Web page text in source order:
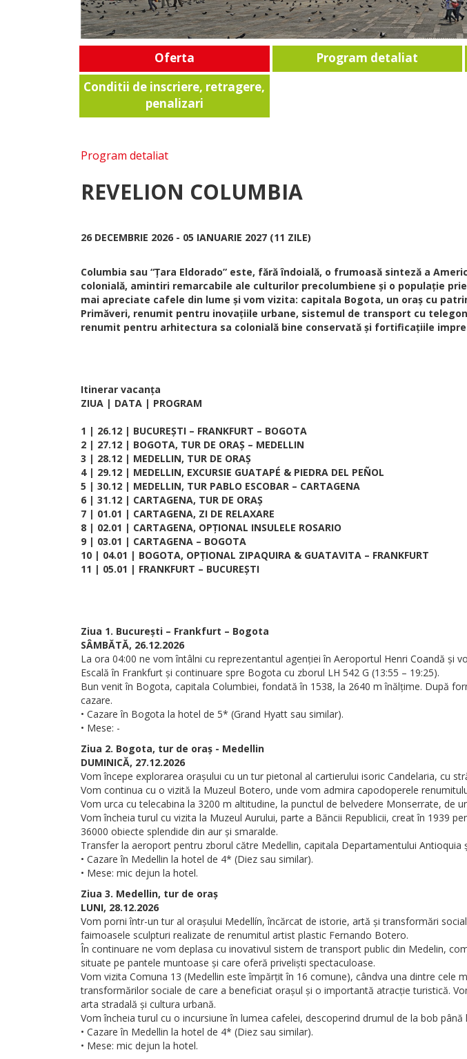
Oferta Program detaliat
Conditii de inscriere, retragere,
penalizari
Program detaliat
REVELION COLUMBIA
26 DECEMBRIE 2026 - 05 IANUARIE 2027 (11 ZILE)
Columbia sau “Țara Eldorado” este, fără îndoială, o frumoasă sinteză a
colonială, amintiri remarcabile ale culturilor precolumbiene și o populație
mai apreciate cafele din lume și vom vizita: capitala Bogota, un oraș cu
Primăveri, renumit pentru inovațiile urbane, sistemul de transport cu
renumit pentru arhitectura sa colonială bine conservată și fortificațiile
Itinerar vacanța
ZIUA | DATA | PROGRAM
1 | 26.12 | BUCUREȘTI – FRANKFURT – BOGOTA
2 | 27.12 | BOGOTA, TUR DE ORAȘ – MEDELLIN
3 | 28.12 | MEDELLIN, TUR DE ORAȘ
4 | 29.12 | MEDELLIN, EXCURSIE GUATAPÉ & PIEDRA DEL PEÑOL
5 | 30.12 | MEDELLIN, TUR PABLO ESCOBAR – CARTAGENA
6 | 31.12 | CARTAGENA, TUR DE ORAȘ
7 | 01.01 | CARTAGENA, ZI DE RELAXARE
8 | 02.01 | CARTAGENA, OPȚIONAL INSULELE ROSARIO
9 | 03.01 | CARTAGENA – BOGOTA
10 | 04.01 | BOGOTA, OPȚIONAL ZIPAQUIRA & GUATAVITA – FRANKFURT
11 | 05.01 | FRANKFURT – BUCUREȘTI
Ziua 1. București – Frankfurt – Bogota
SÂMBĂTĂ, 26.12.2026
La ora 04:00 ne vom întâlni cu reprezentantul agenției în Aeroportul Henri Coandă și
Escală în Frankfurt și continuare spre Bogota cu zborul LH 542 G (13:55 – 19:25).
Bun venit în Bogota, capitala Columbiei, fondată în 1538, la 2640 m înălțime. După
cazare.
• Cazare în Bogota la hotel de 5* (Grand Hyatt sau similar).
• Mese: -
Ziua 2. Bogota, tur de oraș - Medellin
DUMINICĂ, 27.12.2026
Vom începe explorarea orașului cu un tur pietonal al cartierului isoric Candelaria, cu
Vom continua cu o vizită la Muzeul Botero, unde vom admira capodoperele
Vom urca cu telecabina la 3200 m altitudine, la punctul de belvedere Monserrate, de
Vom încheia turul cu vizita la Muzeul Aurului, parte a Băncii Republicii, creat în 1939
36000 obiecte splendide din aur și smaralde.
Transfer la aeroport pentru zborul către Medellin, capitala Departamentului Antioquia
• Cazare în Medellin la hotel de 4* (Diez sau similar).
• Mese: mic dejun la hotel.
Ziua 3. Medellin, tur de oraș
LUNI, 28.12.2026
Vom porni într-un tur al orașului Medellín, încărcat de istorie, artă și transformări
faimoasele sculpturi realizate de renumitul artist plastic Fernando Botero.
În continuare ne vom deplasa cu inovativul sistem de transport public din Medelin,
situate pe pantele muntoase și care oferă priveliști spectaculoase.
Vom vizita Comuna 13 (Medellin este împărțit în 16 comune), cândva una dintre cele
transformărilor sociale de care a beneficiat orașul și o importantă atracție turistică.
arta stradală și cultura urbană.
Vom încheia turul cu o incursiune în lumea cafelei, descoperind drumul de la bob
• Cazare în Medellin la hotel de 4* (Diez sau similar).
• Mese: mic dejun la hotel.